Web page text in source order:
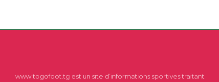
www.togofoot.tg est un site d’informations sportives traitant